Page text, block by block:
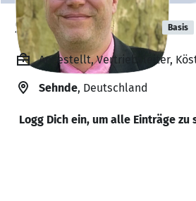
Sascha Glombik Basis
Angestellt, Vertriebsleiter,
Sehnde, Deutschland
Logg Dich ein, um alle Einträge zu